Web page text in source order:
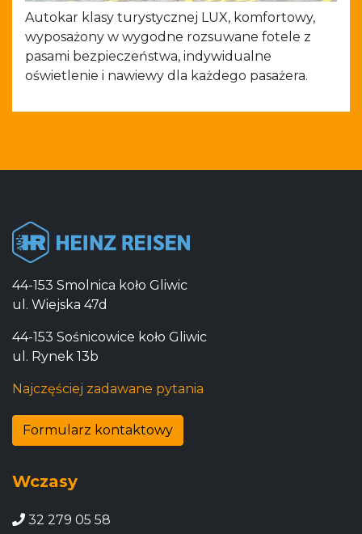
Autokar klasy turystycznej LUX, komfortowy,
wyposażony w wygodne rozsuwane fotele z
pasami bezpieczeństwa, indywidualne
oświetlenie i nawiewy dla każdego pasażera.
44-153 Smolnica koło Gliwic
ul. Wiejska 47d
44-153 Sośnicowice koło Gliwic
ul. Rynek 13b
Najczęściej zadawane pytania
Formularz kontaktowy
Wczasy
32 279 05 58